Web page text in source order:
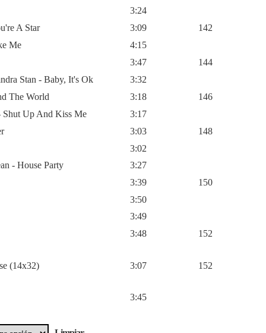
3:24
A Star
3:09
142
Me
4:15
3:47
144
Stan - Baby, It's Ok
3:32
The World
3:18
146
Shut Up And Kiss Me
3:17
3:03
148
3:02
- House Party
3:27
3:39
150
3:50
3:49
3:48 152
(14x32) 3:07 152
3:45